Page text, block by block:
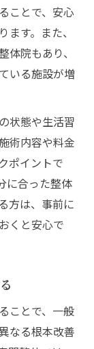
ことで、安心
す。また、
院もあり、
いる施設が増
状態や生活習
術内容や料金
ポイントで
に合った整体
方は、事前に
くと安心で
ことで、一般
なる根本改善